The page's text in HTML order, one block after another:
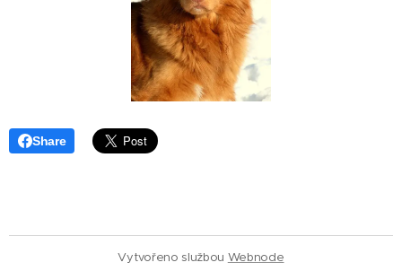
Share
Vytvořeno službou Webnode